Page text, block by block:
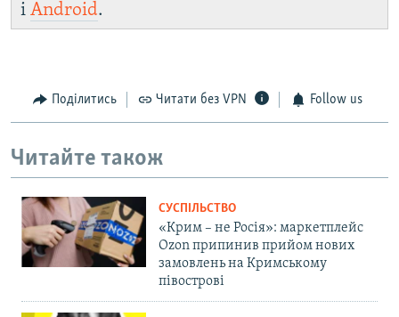
і Android.
Поділитись Читати без VPN Follow us
Читайте також
СУСПІЛЬСТВО
«Крим – не Росія»: маркетплейс
Ozon припинив прийом нових
замовлень на Кримському
півострові